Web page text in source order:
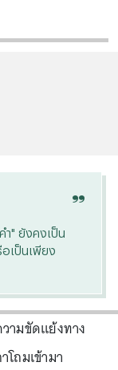
“
ำ" ยังคงเป็น
เป็นเพียง
ามขัดแย้งทาง
ถมเข้ามา